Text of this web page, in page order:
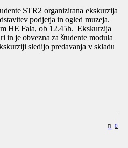
STR2 organizirana ekskurzija
podjetja in ogled muzeja.
HE Fala, ob 12.45h. Ekskurzija
in je obvezna za študente modula
sledijo predavanja v skladu
0